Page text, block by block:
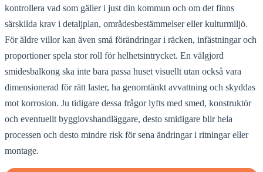
kontrollera vad som gäller i just din kommun och om det finns
särskilda krav i detaljplan, områdesbestämmelser eller kulturmiljö.
För äldre villor kan även små förändringar i räcken, infästningar och
proportioner spela stor roll för helhetsintrycket. En välgjord
smidesbalkong ska inte bara passa huset visuellt utan också vara
dimensionerad för rätt laster, ha genomtänkt avvattning och skyddas
mot korrosion. Ju tidigare dessa frågor lyfts med smed, konstruktör
och eventuellt bygglovshandläggare, desto smidigare blir hela
processen och desto mindre risk för sena ändringar i ritningar eller
montage.